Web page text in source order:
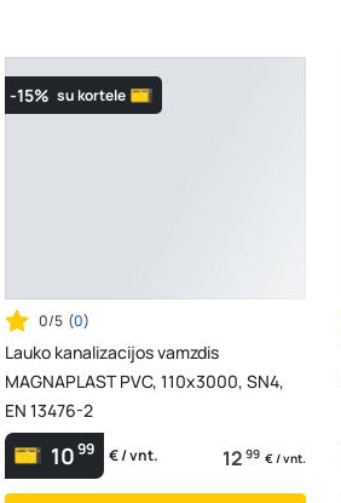
-15% su kortele
0/5 (0)
Lauko kanalizacijos vamzdis
MAGNAPLAST PVC, 110x3000, SN4,
EN 13476-2
1099 € / vnt. 12 99 € / vnt.